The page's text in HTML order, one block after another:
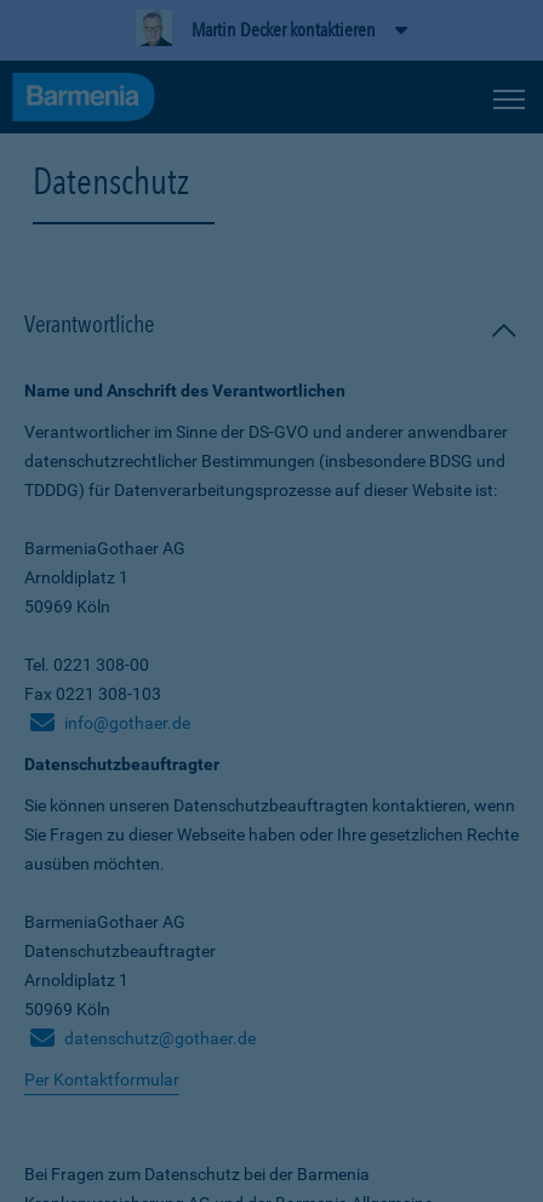
Martin Decker kontaktieren
Datenschutz
Verantwortliche
Name und Anschrift des Verantwortlichen
Verantwortlicher im Sinne der DS-GVO und anderer anwendbarer
datenschutz­rechtlicher Bestimmungen (insbesondere BDSG und
TDDDG) für Daten­verarbeitungs­prozesse auf dieser Website ist:
BarmeniaGothaer AG
Arnoldiplatz 1
50969 Köln
Tel. 0221 308-00
Fax 0221 308-103
info@gothaer.de
Datenschutzbeauftragter
Sie können unseren Datenschutz­beauftragten kontaktieren, wenn
Sie Fragen zu dieser Webseite haben oder Ihre gesetzlichen Rechte
ausüben möchten.
BarmeniaGothaer AG
Datenschutzbeauftragter
Arnoldiplatz 1
50969 Köln
datenschutz@gothaer.de
Per Kontaktformular
Bei Fragen zum Datenschutz bei der Barmenia